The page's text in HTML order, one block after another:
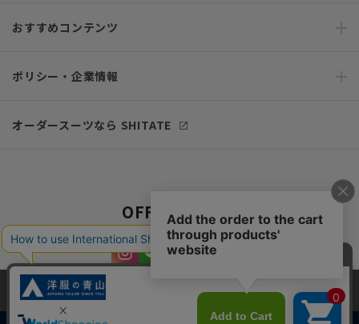
おすすめコンテンツ
ポリシー・企業情報
オーダースーツなら SHITATE
OFFICIAL SNS
当サイトでは、快適な閲覧体験とコンテンツ改善のためにCookieを使用